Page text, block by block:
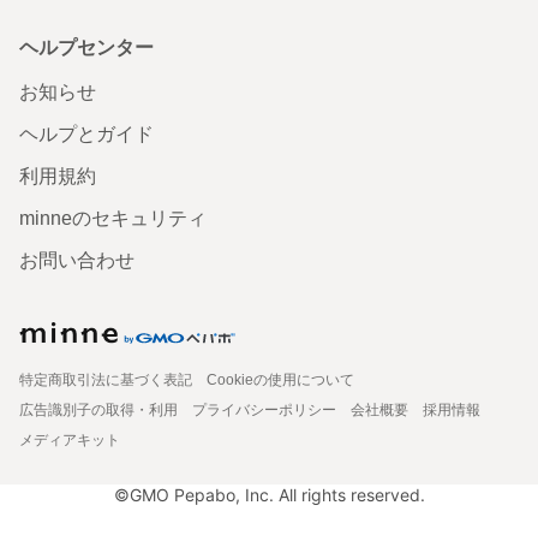
ヘルプセンター
お知らせ
ヘルプとガイド
利用規約
minneのセキュリティ
お問い合わせ
特定商取引法に基づく表記
Cookieの使用について
広告識別子の取得・利用
プライバシーポリシー 会社概要
採用情報
メディアキット
©GMO Pepabo, Inc. All rights reserved.